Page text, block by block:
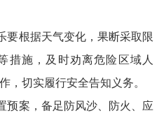
要根据天气变化，果断采取限
措施，及时劝离危险区域人
，切实履行安全告知义务。
预案，备足防风沙、防火、应